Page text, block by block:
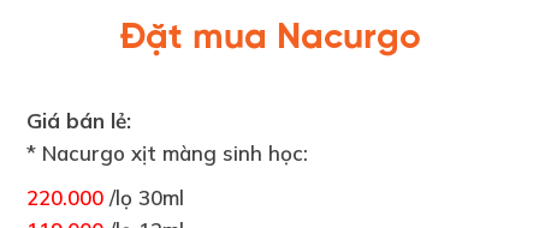
Đặt mua Nacurgo
Giá bán lẻ:
* Nacurgo xịt màng sinh học:
220.000 /lọ 30ml